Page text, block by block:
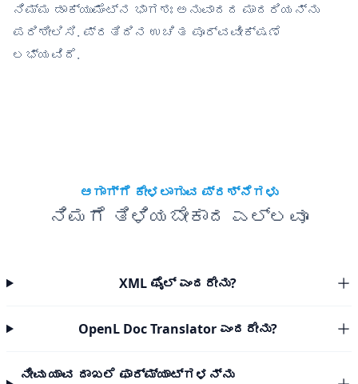
ನಿಮ್ಮ ಡಾಕ್ಯುಮೆಂಟ್‌ನ ಭಾಗಶಃ ಅನುವಾದದ ಮಾದರಿಯನ್ನು
ಪರಿಶೀಲಿಸಿ. ಪ್ರತಿದಿನ ಉಚಿತ ಪೂರ್ವವೀಕ್ಷಣೆ
ಲಭ್ಯವಿದೆ.
ಆಗಾಗ್ಗೆ ಕೇಳಲಾಗುವ ಪ್ರಶ್ನೆಗಳು
ನಿಮಗೆ ತಿಳಿಯಬೇಕಾದ ಎಲ್ಲವೂ
XML ಫೈಲ್ ಎಂದರೇನು?
OpenL Doc Translator ಎಂದರೇನು?
ನೀವು ಯಾವ ದಾಖಲೆ ಫಾರ್ಮ್ಯಾಟ್‌ಗಳನ್ನು